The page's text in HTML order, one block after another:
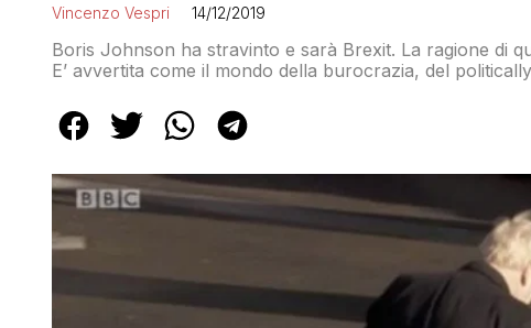
Vincenzo Vespri 14/12/2019
Boris Johnson ha stravinto e sarà Brexit. La ragione di
E’ avvertita come il mondo della burocrazia, del